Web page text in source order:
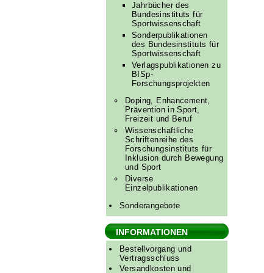
Jahrbücher des
Bundesinstituts für
Sportwissenschaft
Sonderpublikationen
des Bundesinstituts für
Sportwissenschaft
Verlagspublikationen zu
BISp-
Forschungsprojekten
Doping, Enhancement,
Prävention in Sport,
Freizeit und Beruf
Wissenschaftliche
Schriftenreihe des
Forschungsinstituts für
Inklusion durch Bewegung
und Sport
Diverse
Einzelpublikationen
Sonderangebote
INFORMATIONEN
Bestellvorgang und
Vertragsschluss
Versandkosten und